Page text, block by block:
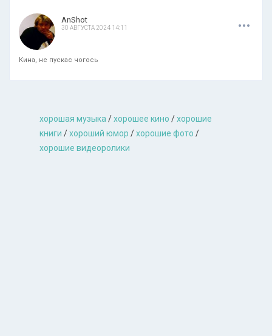
AnShot
30 АВГУСТА 2024 14:11 ...
Кина, не пускає чогось
хорошая музыкa /хорошее кино /хорошие
книги /хороший юмор /хорошие фото /
хорошие видеоролики